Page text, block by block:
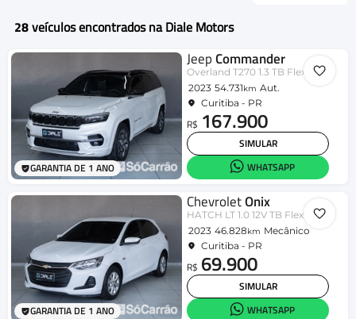
28veículos encontrados na Diale Motors
GARANTIA DE 1 ANO
Jeep Commander
Overland T270 1.3 TB Flex Aut.
2023 54.731km Aut.
Curitiba - PR
R$ 167.900
SIMULAR
WHATSAPP
GARANTIA DE 1 ANO
ChevroletOnix
HATCH LT 1.0 12V TB Flex 5p Mec.
2023 46.828km Mecânico
Curitiba - PR
R$ 69.900
SIMULAR
WHATSAPP